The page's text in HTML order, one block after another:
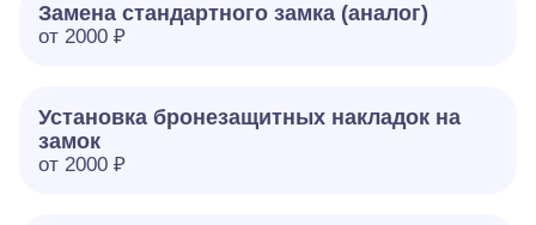
Замена стандартного замка (аналог)
от 2000 ₽
Установка бронезащитных накладок на
замок
от 2000 ₽